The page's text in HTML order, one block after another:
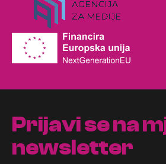
Prijavi se na
newsletter